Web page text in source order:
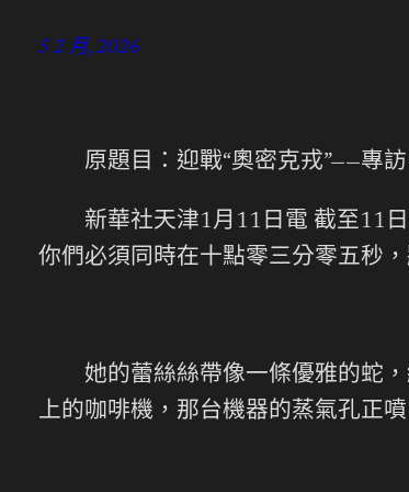
5 2 月, 2026
原題目：迎戰“奧密克戎”——專訪
新華社天津1月11日電 截至11日
你們必須同時在十點零三分零五秒
她的蕾絲絲帶像一條優雅的蛇，
上的咖啡機，那台機器的蒸氣孔正